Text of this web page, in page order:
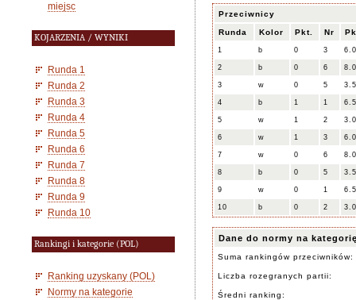
miejsc
KOJARZENIA / WYNIKI
Runda 1
Runda 2
Runda 3
Runda 4
Runda 5
Runda 6
Runda 7
Runda 8
Runda 9
Runda 10
Rankingi i kategorie (POL)
Ranking uzyskany (POL)
Normy na kategorie
Przeciwnicy
Runda Kolor Pkt. Nr
1 b 0 3 6.0
2 b 0 6 8.0
3 w 0 5 3.5
4 b 1 1 6.5
5 w 1 2 3.0
6 w 1 3 6.0
7 w 0 6 8.0
8 b 0 5 3.5
9 w 0 1 6.5
10 b 0 2 3.0
Dane do normy na
Suma rankingów przeciwników:
Liczba rozegranych partii:
Średni ranking: